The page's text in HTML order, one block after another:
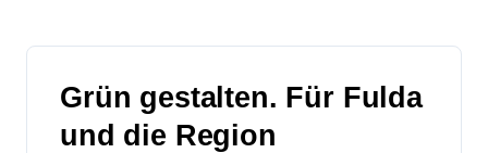
Grün gestalten. Für Fulda
und die Region